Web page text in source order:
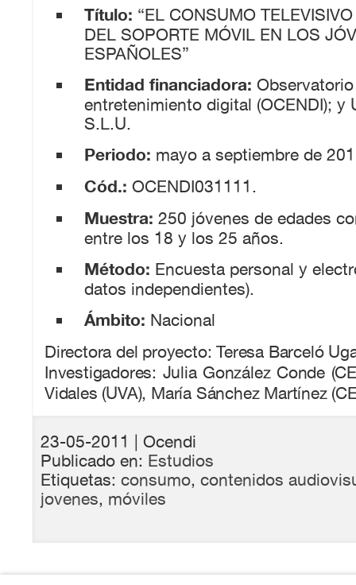
Título: “EL CONSUMO
DEL SOPORTE MÓVIL EN LOS
ESPAÑOLES”
Entidad financiadora:
entretenimiento digital (OCENDI); y
S.L.U.
Periodo: mayo a septiembre de
Cód.: OCENDI031111.
Muestra: 250 jóvenes de edades
entre los 18 y los 25 años.
Método: Encuesta personal y
datos independientes).
Ámbito: Nacional
Directora del proyecto: Teresa Barceló
Investigadores: Julia González Conde
Vidales (UVA), María Sánchez Martínez
23-05-2011 | Ocendi
Publicado en: Estudios
Etiquetas: consumo, contenidos
jovenes, móviles